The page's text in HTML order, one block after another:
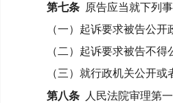
第七条 原告应当就下列
（一）起诉要求被告公开政
（二）起诉要求被告不得公
（三）就行政机关公开或
第八条 人民法院审理第